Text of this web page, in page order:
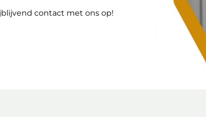
contact met ons op!